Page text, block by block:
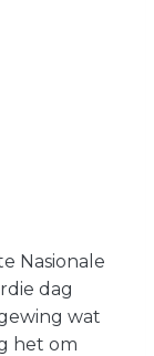
Nasionale
dag
wat
het om